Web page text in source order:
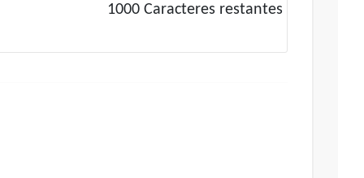
1000 Caracteres restantes